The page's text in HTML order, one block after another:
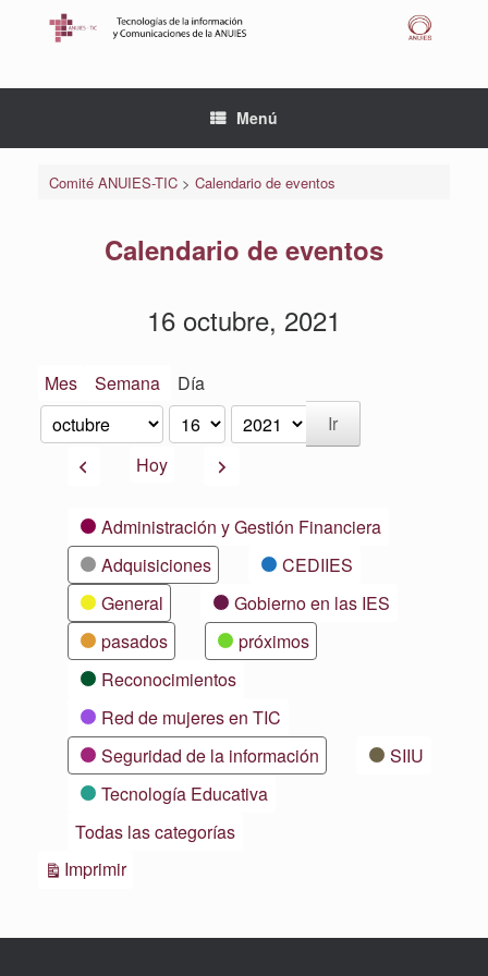
Menú
Comité ANUIES-TIC> Calendario de eventos
Calendario de eventos
16 octubre, 2021
Mes Semana Día
Mes
Día
Año
AnteriorHoy Siguiente
CategoríasAdministración y Gestión Financiera
Adquisiciones
CEDIIES
General
Gobierno en las IES
pasados
próximos
Reconocimientos
Red de mujeres en TIC
Seguridad de la información
SIIU
Tecnología Educativa
Todas las categorías
ImprimirVistas